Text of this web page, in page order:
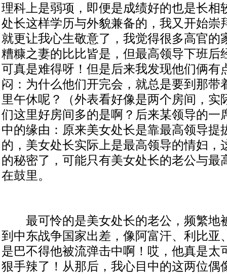
理科上是弱项，即便是成绩好的也是长相
处长这样学历与外貌兼备的，我又开始崇
就更让我心生敬意了，我觉得很多高官的
糟糠之妻的比比皆是，但最高领导下班后
可真是难得呀！但是后来我发现他们俩有
闷：为什么他们开完会，就总是要到那带
里午休呢？（外表看好像是两个房间，实
们这里好房间多的是啊？后来某领导的一
中的缘由：原来美女处长是靠最高领导提
的，美女处长实际上是最高领导的情妇，
的秘密了，可能只有美女处长的老公与最
在鼓里。
最可怜的是美女处长的老公，频繁地
到中东战争国家出差，像阿富汗、利比亚
是巴不得他被流弹击中啊！哎，他真是太
狠手辣了！从那后，我心目中的这两位偶